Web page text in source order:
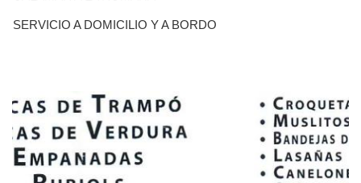
SERVICIO A DOMICILIO Y A BORDO